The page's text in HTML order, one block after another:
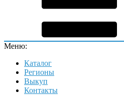
Меню:
Каталог
Регионы
Выкуп
Контакты